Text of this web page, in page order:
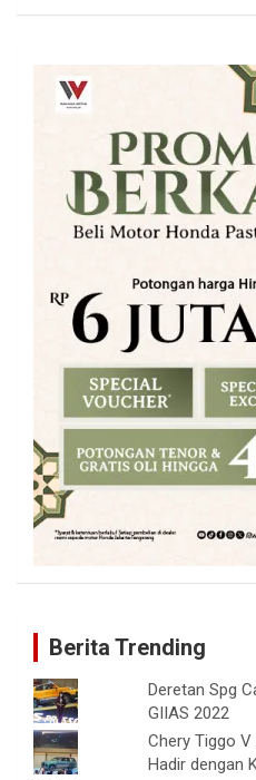
Berita Trending
Deretan Spg
GIIAS 2022
Chery Tiggo V
Hadir dengan